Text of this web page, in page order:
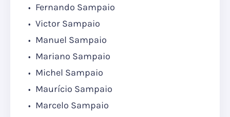
Fernando Sampaio
Victor Sampaio
Manuel Sampaio
Mariano Sampaio
Michel Sampaio
Maurício Sampaio
Marcelo Sampaio